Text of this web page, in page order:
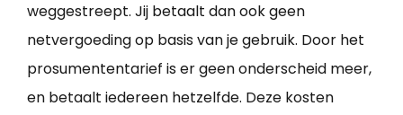
weggestreept. Jij betaalt dan ook geen
netvergoeding op basis van je gebruik. Door het
prosumententarief is er geen onderscheid meer,
en betaalt iedereen hetzelfde. Deze kosten